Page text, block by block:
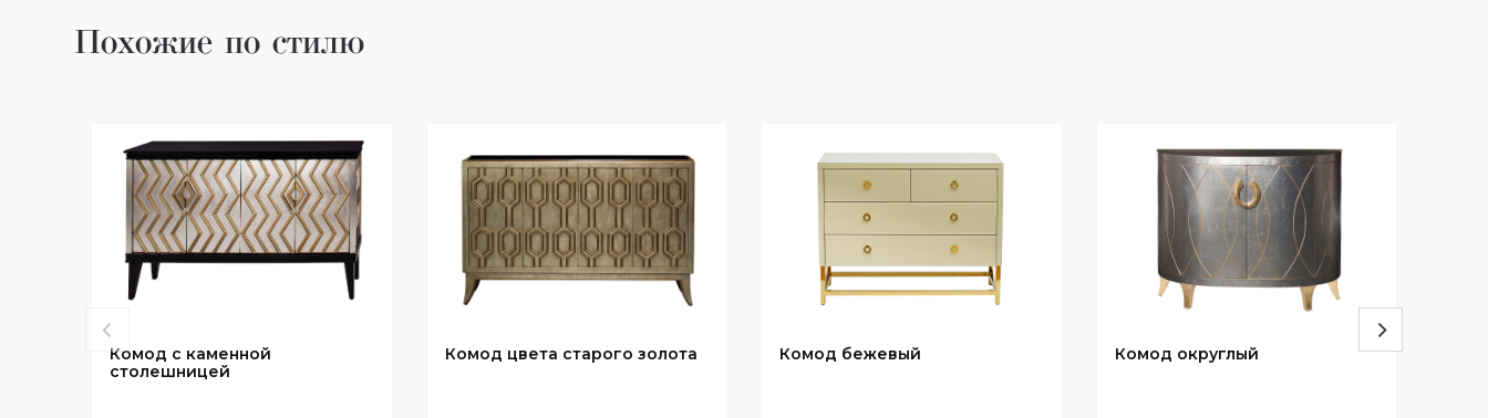
Похожие по стилю
Комод с каменной
столешницей
Комод цвета старого золота Комод бежевый Комод округлый